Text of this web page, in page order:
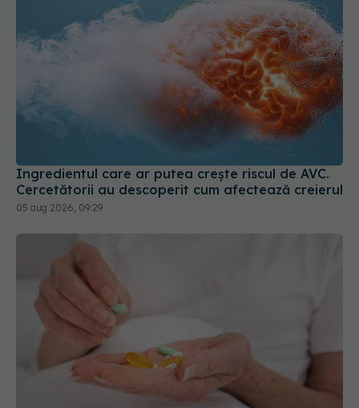
Ingredientul care ar putea crește riscul de AVC.
Cercetătorii au descoperit cum afectează creierul
Persoanele peste 65 de ani care iau multe
medicamente ar putea avea un risc mai mare de
deces. Ce arată studiul